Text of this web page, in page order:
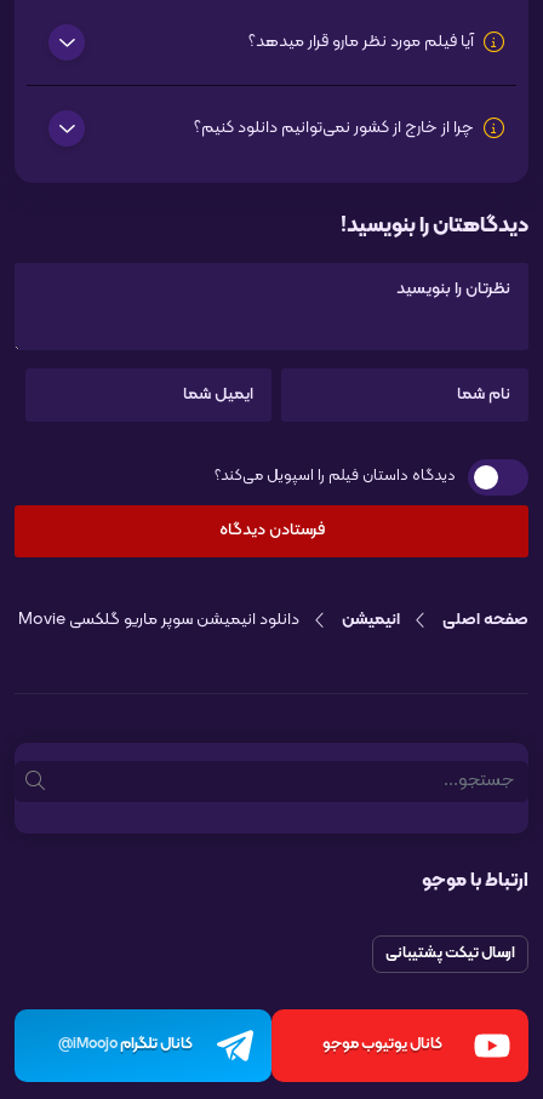
آیا فیلم مورد نظر مارو قرار میدهد؟
چرا از خارج از کشور نمی‌توانیم دانلود کنیم؟
دیدگاهتان را بنویسید!
دیدگاه داستان فیلم را اسپویل می‌کند؟
صفحه اصلی انیمیشن دانلود انیمیشن سوپر ماریو گلکسی The Super Mario Galaxy Movie
Search
ارتباط با موجو
ارسال تیکت پشتیبانی
کانال یوتیوب موجو کانال تلگرامiMoojo@